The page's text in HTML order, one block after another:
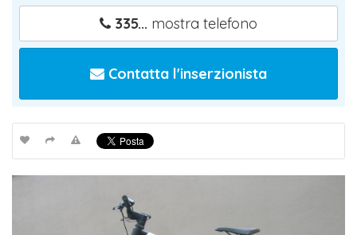
335... mostra telefono
Contatta l'inserzionista